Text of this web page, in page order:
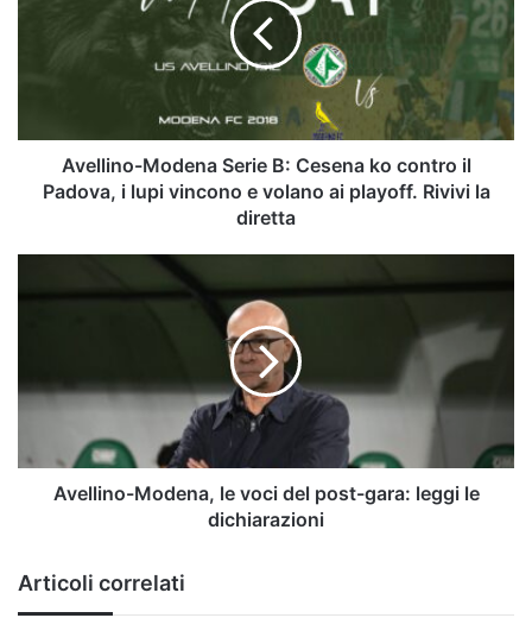
Padova,
diretta
Avellino-Modena Serie B: Cesena ko contro il
Padova, i lupi vincono e volano ai playoff. Rivivi la
diretta
Modena,
post-
le
dichiarazioni
Avellino-Modena, le voci del post-gara: leggi le
dichiarazioni
Articoli correlati